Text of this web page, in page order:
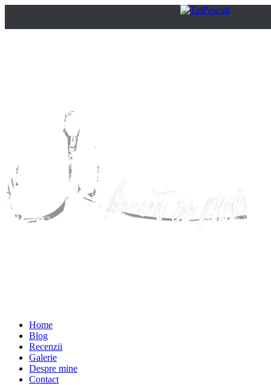
Home
Blog
Recenzii
Galerie
Despre mine
Contact